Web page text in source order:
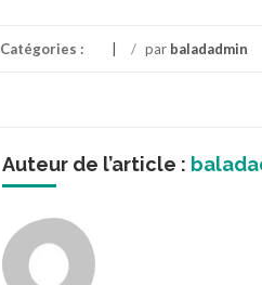
Catégories : / par baladadmin
Auteur de l’article :